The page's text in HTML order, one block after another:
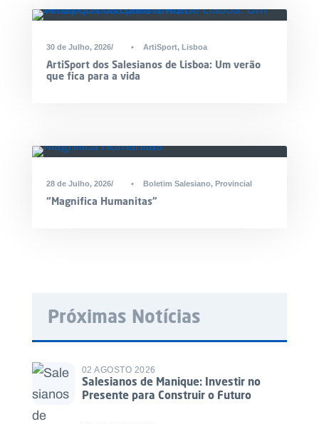
30 de Julho, 2026 • ArtiSport, Lisboa
ArtiSport dos Salesianos de Lisboa: Um verão
que fica para a vida
28 de Julho, 2026 • Boletim Salesiano, Provincial
“Magnifica Humanitas”
Próximas Notícias
02 AGOSTO 2026
Salesianos de Manique: Investir no
Presente para Construir o Futuro
s
l
tt
e
r